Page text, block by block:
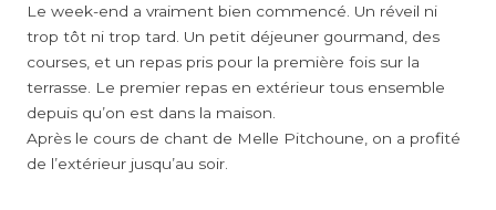
Le week-end a vraiment bien commencé. Un réveil ni
trop tôt ni trop tard. Un petit déjeuner gourmand, des
courses, et un repas pris pour la première fois sur la
terrasse. Le premier repas en extérieur tous ensemble
depuis qu’on est dans la maison.
Après le cours de chant de Melle Pitchoune, on a profité
de l’extérieur jusqu’au soir.